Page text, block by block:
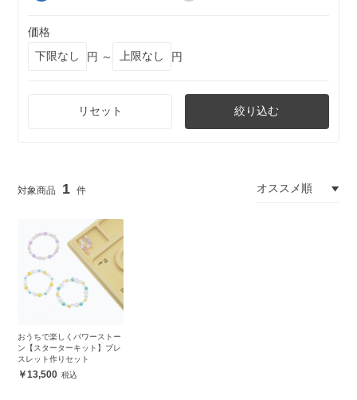
価格
円 ～
円
リセット 絞り込む
1
おうちで楽しくパワーストー
ン【スターターキット】ブレ
スレット作りセット
13,500